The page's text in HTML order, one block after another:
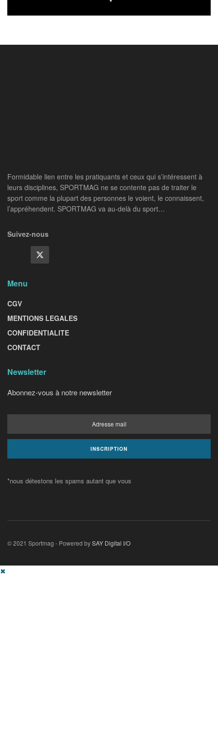
Formidable lien entre les pratiquants et ceux qui s’intéressent à
leurs disciplines, SPORTMAG ne se contente pas de traiter le
sport comme la plupart des personnes le voient, le connaissent,
l’appréhendent. SPORTMAG va au-delà du sport…
Suivez-nous
Menu
CGV
MENTIONS LEGALES
CONFIDENTIALITE
CONTACT
Newsletter
Abonnez-vous à notre newsletter
*nous détestons les spams autant que vous
© 2021 Sportmag - Powered bySAY Digital I/O
✖